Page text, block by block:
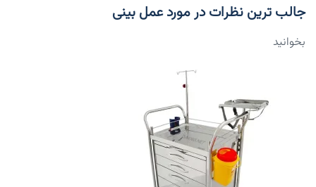
جالب ترین نظرات در مورد عمل بینی
بخوانید